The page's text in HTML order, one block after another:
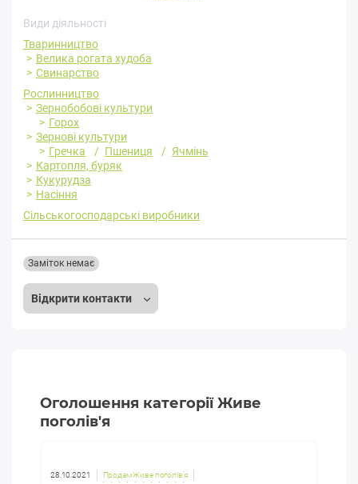
Види діяльності
Тваринництво
Велика рогата худоба
Свинарство
Рослинництво
Зернобобові культури
Горох
Зернові культури
Гречка
Пшениця
Ячмінь
Картопля, буряк
Кукурудза
Насіння
Сільськогосподарські виробники
Відкрити контакти
Заміток немає
Оголошення категорії Живе
поголів'я
28.10.2021 Продам Живе поголів'я